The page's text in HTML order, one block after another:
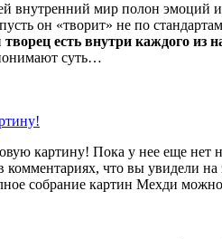
внутренний мир полон эмоций и
он «творит» не по
творец есть внутри каждого из
суть…
картину! Пока у нее еще нет
что вы увидели на
собрание картин Мехди